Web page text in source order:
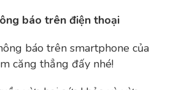
báo trên điện thoại
báo trên smartphone của
căng thẳng đấy nhé!